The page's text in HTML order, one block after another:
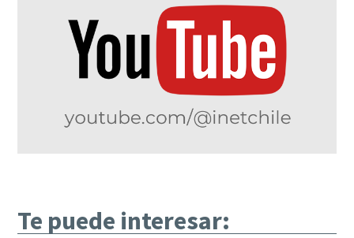
Te puede interesar: